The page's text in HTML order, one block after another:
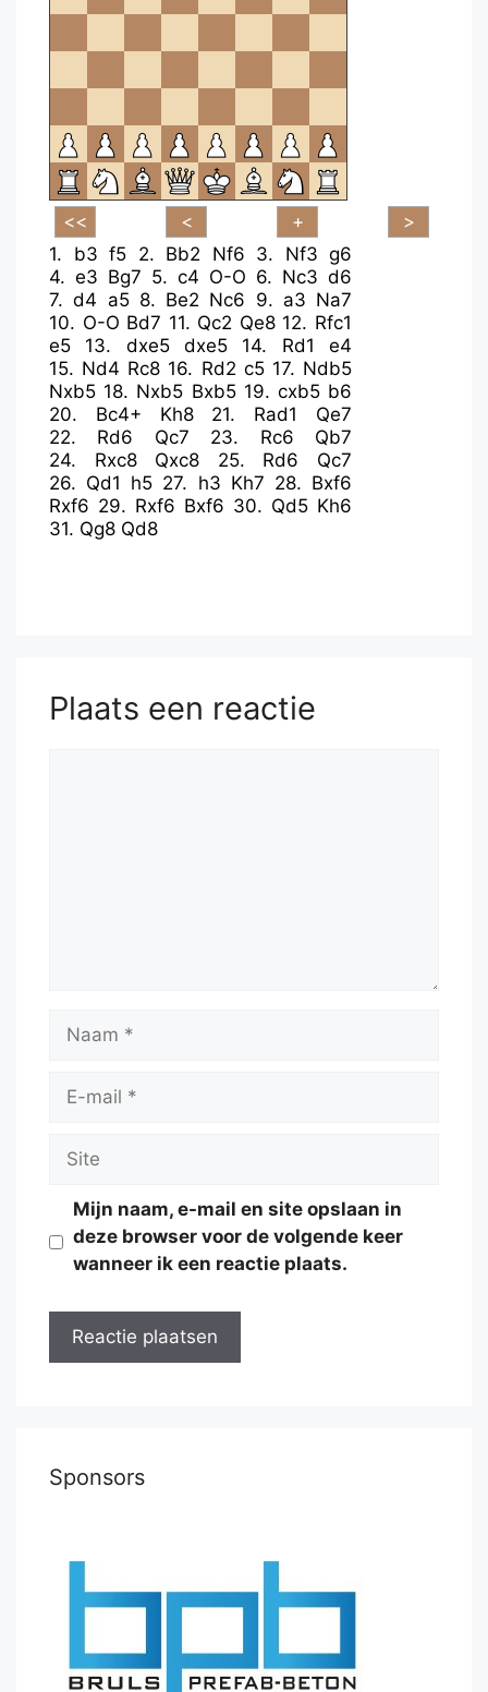
1. b3 f5 2. Bb2 Nf6 3. Nf3 g6
4. e3 Bg7 5. c4 O-O 6. Nc3 d6
7.d4 a5 8. Be2 Nc6 9. a3 Na7
10. O-O Bd7 11. Qc2 Qe8 12. Rfc1
e5
13. dxe5 dxe5 14. Rd1
e4
15. Nd4 Rc8 16. Rd2 c5 17. Ndb5
Nxb5 18. Nxb5 Bxb5 19. cxb5 b6
20. Bc4+ Kh8 21. Rad1
Qe7
22. Rd6 Qc7 23. Rc6
Qb7
24. Rxc8 Qxc8 25. Rd6
Qc7
26. Qd1 h5 27. h3 Kh7 28. Bxf6
Rxf6 29. Rxf6 Bxf6 30. Qd5 Kh6
31. Qg8 Qd8
Plaats een reactie
Naam
Site
Mijn naam, e-mail en site opslaan in
deze browser voor de volgende keer
wanneer ik een reactie plaats.
Sponsors